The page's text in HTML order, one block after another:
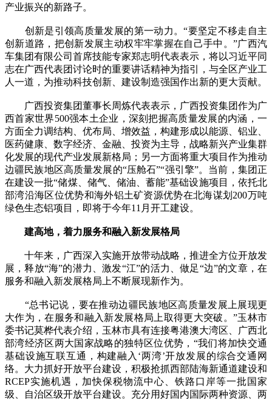
产业振兴的新路子。
创新是引领高质量发展的第一动力。“要坚定不移走自主
创新道路，把创新发展主动权牢牢掌握在自己手中。”广西汽
车集团有限公司首席技能专家郑志明代表表示，将以习近平同
志在广西代表团讨论时的重要讲话精神为指引，与全区产业工
人一道，为推动科技创新、建设制造强国作出新的更大贡献。
广西投资集团董事长周炼代表表示，广西投资集团作为广
西首家世界500强本土企业，深刻把握高质量发展的内涵，一
方面全力调结构、优布局、增效益，构建形成以能源、铝业、
医药健康、数字经济、金融、投资为主导，战略新兴产业集群
化发展的现代产业发展新格局；另一方面将重大项目作为推动
边疆民族地区高质量发展的“压舱石”“强引擎”。当前，集团正
在建设一批“储煤、储气、储油、蓄能”基础设施项目，依托北
部湾沿海区位优势和海外铝土矿资源优势在北海谋划200万吨
绿色生态铝项目，即将于今年11月开工建设。
建高地，着力服务和融入新发展格局
十年来，广西深入实施开放带动战略，推进全方位开放发
展，释放“海”的潜力、激发“江”的活力、做足“边”的文章，在
服务和融入新发展格局上不断展现新作为。
“总书记说，要在推动边疆民族地区高质量发展上展现更
大作为，在服务和融入新发展格局上取得更大突破。”玉林市
委书记莫桦代表介绍，玉林市具有连接粤港澳大湾区、广西北
部湾经济区两大国家战略的独特区位优势，“我们将加快交通
基础设施互联互通，构建融入‘两湾’开放发展的综合交通网
络。大力抓好开放平台建设，积极抢抓西部陆海新通道建设和
RCEP实施机遇，加快保税物流中心、铁路口岸等一批国家
级、自治区级开放平台建设。充分用好国内国际两种资源、两